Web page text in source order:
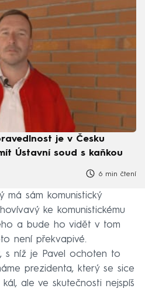
je v Česku
Ústavní soud s kaňkou
6 min čtení
má sám komunistický
ke komunistickému
a bude ho vidět v tom
není překvapivé.
s níž je Pavel ochoten to
prezidenta, který se sice
ale ve skutečnosti nejspíš